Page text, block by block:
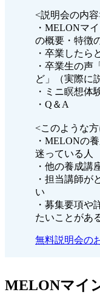
<説明会の内
・MELONマ
の概要・特徴
・卒業したら
・卒業生の声
ど」（実際に
・ミニ瞑想体
・Q＆A
<このような
・MELONの
迷っている人
・他の養成講
・担当講師が
い
・募集要項や
たいことがあ
無料説明会の
MELONマイ